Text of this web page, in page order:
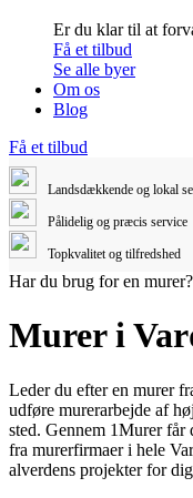
Er du klar til at
Få et tilbud
Se alle byer
Om os
Blog
Få et tilbud
Landsdækkende og lokal
Pålidelig og præcis service
Topkvalitet og tilfredshed
Har du brug for en murer?
Murer i
Leder du efter en murer
udføre murerarbejde af
sted. Gennem 1Murer
fra murerfirmaer i hele
alverdens projekter for